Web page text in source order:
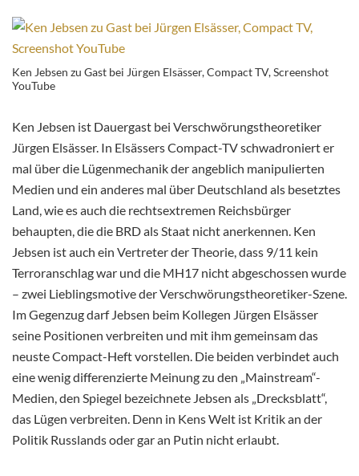
Ken Jebsen zu Gast bei Jürgen Elsässer, Compact TV, Screenshot
YouTube
Ken Jebsen ist Dauergast bei Verschwörungstheoretiker
Jürgen Elsässer. In Elsässers Compact-TV schwadroniert er
mal über die Lügenmechanik der angeblich manipulierten
Medien und ein anderes mal über Deutschland als besetztes
Land, wie es auch die rechtsextremen Reichsbürger
behaupten, die die BRD als Staat nicht anerkennen. Ken
Jebsen ist auch ein Vertreter der Theorie, dass 9/11 kein
Terroranschlag war und die MH17 nicht abgeschossen wurde
– zwei Lieblingsmotive der Verschwörungstheoretiker-Szene.
Im Gegenzug darf Jebsen beim Kollegen Jürgen Elsässer
seine Positionen verbreiten und mit ihm gemeinsam das
neuste Compact-Heft vorstellen. Die beiden verbindet auch
eine wenig differenzierte Meinung zu den „Mainstream“-
Medien, den Spiegel bezeichnete Jebsen als „Drecksblatt“,
das Lügen verbreiten. Denn in Kens Welt ist Kritik an der
Politik Russlands oder gar an Putin nicht erlaubt.